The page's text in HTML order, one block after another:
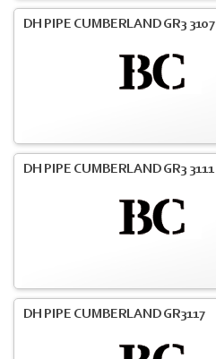
DH PIPE CUMBERLAND GR3 3107
DH PIPE CUMBERLAND GR3 3111
DH PIPE CUMBERLAND GR3117